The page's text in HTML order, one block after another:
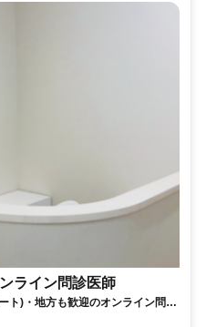
ライン問診医師
ト)・地方も歓迎のオンライン問診